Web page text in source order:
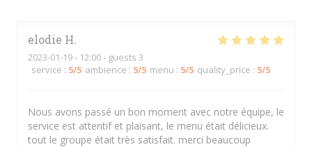
elodie H
2023-01-19- 12:00 - guests 3
service : 5/5 ambience : 5/5 menu : 5/5 quality_price : 5/5
Nous avons passé un bon moment avec notre équipe, le
service est attentif et plaisant, le menu était délicieux.
tout le groupe était très satisfait. merci beaucoup